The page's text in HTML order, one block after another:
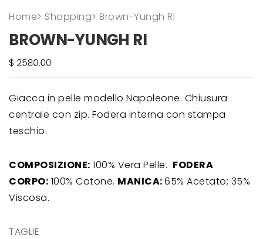
Home> Shopping> Brown-Yungh RI
BROWN-YUNGH RI
Giacca in pelle modello Napoleone. Chiusura
centrale con zip. Fodera interna con stampa
teschio.
COMPOSIZIONE: 100% Vera Pelle. FODERA
CORPO: 100% Cotone. MANICA:65% Acetato; 35%
Viscosa.
TAGLIE